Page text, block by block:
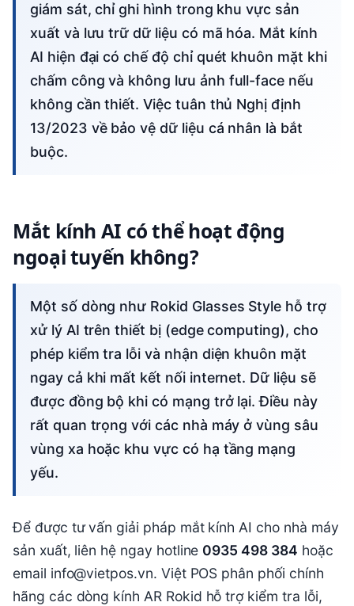
giám sát, chỉ ghi hình trong khu vực sản
xuất và lưu trữ dữ liệu có mã hóa. Mắt kính
AI hiện đại có chế độ chỉ quét khuôn mặt khi
chấm công và không lưu ảnh full-face nếu
không cần thiết. Việc tuân thủ Nghị định
13/2023 về bảo vệ dữ liệu cá nhân là bắt
buộc.
Mắt kính AI có thể hoạt động
ngoại tuyến không?
Một số dòng như Rokid Glasses Style hỗ trợ
xử lý AI trên thiết bị (edge computing), cho
phép kiểm tra lỗi và nhận diện khuôn mặt
ngay cả khi mất kết nối internet. Dữ liệu sẽ
được đồng bộ khi có mạng trở lại. Điều này
rất quan trọng với các nhà máy ở vùng sâu
vùng xa hoặc khu vực có hạ tầng mạng
yếu.
Để được tư vấn giải pháp mắt kính AI cho nhà máy
sản xuất, liên hệ ngay hotline 0935 498 384 hoặc
email info@vietpos.vn. Việt POS phân phối chính
hãng các dòng kính AR Rokid hỗ trợ kiểm tra lỗi,